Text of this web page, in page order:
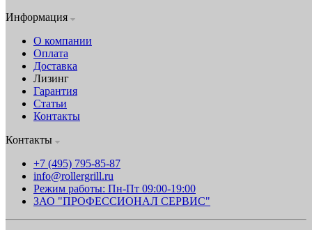
Информация
О компании
Оплата
Доставка
Лизинг
Гарантия
Статьи
Контакты
Контакты
+7 (495) 795-85-87
info@rollergrill.ru
Режим работы: Пн-Пт 09:00-19:00
ЗАО "ПРОФЕССИОНАЛ СЕРВИС"